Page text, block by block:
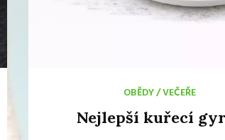
OBĚDY/VEČEŘE
Nejlepší kuřecí